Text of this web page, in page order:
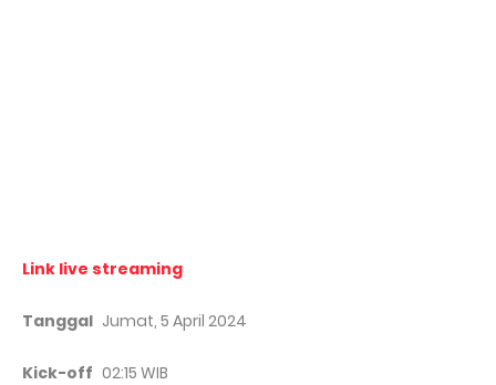
Link live streaming
Tanggal Jumat, 5 April 2024
Kick-off 02:15 WIB